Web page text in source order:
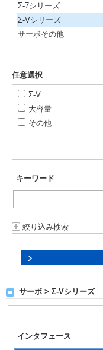
Σ-7シリーズ
Σ-Vシリーズ
サーボその他
任意選択
Σ-V
大容量
その他
キーワード
絞り込み検索
サーボ > Σ-Vシリーズ
インタフェース